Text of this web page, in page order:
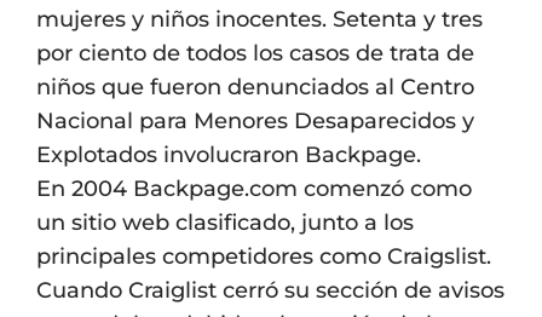
mujeres y niños inocentes. Setenta y tres
por ciento de todos los casos de trata de
niños que fueron denunciados al Centro
Nacional para Menores Desaparecidos y
Explotados involucraron Backpage.
En 2004 Backpage.com comenzó como
un sitio web clasificado, junto a los
principales competidores como Craigslist.
Cuando Craiglist cerró su sección de avisos